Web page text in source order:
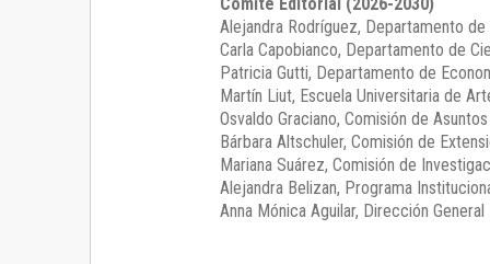
Alejandra Rodríguez, Departamento de
Carla Capobianco, Departamento de
Patricia Gutti, Departamento de
Martín Liut, Escuela Universitaria de
Osvaldo Graciano, Comisión de
Bárbara Altschuler, Comisión de
Mariana Suárez, Comisión de
Alejandra Belizan, Programa
Anna Mónica Aguilar, Dirección General